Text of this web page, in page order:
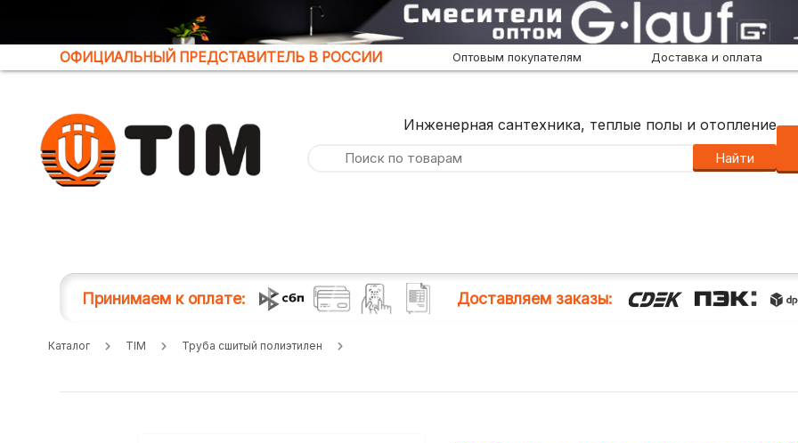
ОФИЦИАЛЬНЫЙ ПРЕДСТАВИТЕЛЬ В РОССИИ Оптовым покупателям Доставка и оплата
Инженерная сантехника, теплые полы и отопление
Найти
Принимаем к оплате: Доставляем заказы:
Каталог TIM Труба сшитый полиэтилен